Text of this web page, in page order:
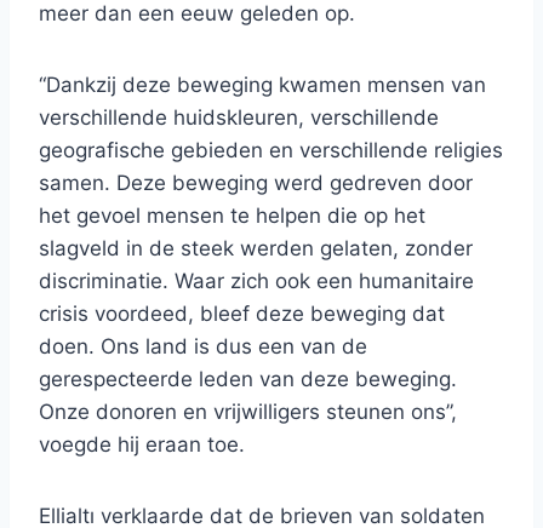
meer dan een eeuw geleden op.
“Dankzij deze beweging kwamen mensen van
verschillende huidskleuren, verschillende
geografische gebieden en verschillende religies
samen. Deze beweging werd gedreven door
het gevoel mensen te helpen die op het
slagveld in de steek werden gelaten, zonder
discriminatie. Waar zich ook een humanitaire
crisis voordeed, bleef deze beweging dat
doen. Ons land is dus een van de
gerespecteerde leden van deze beweging.
Onze donoren en vrijwilligers steunen ons”,
voegde hij eraan toe.
Ellialtı verklaarde dat de brieven van soldaten